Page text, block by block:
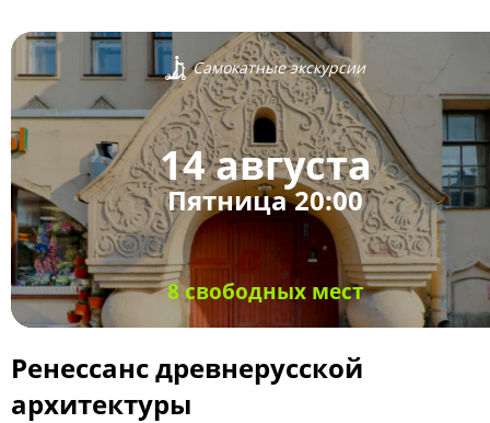
Самокатные экскурсии
14 августа
Пятница 20:00
8 свободных мест
Ренессанс древнерусской
архитектуры